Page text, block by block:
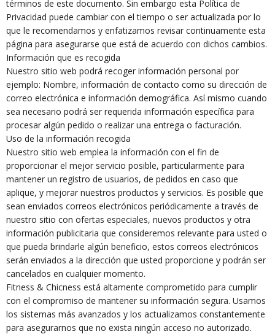
términos de este documento. Sin embargo esta Política de
Privacidad puede cambiar con el tiempo o ser actualizada por lo
que le recomendamos y enfatizamos revisar continuamente esta
página para asegurarse que está de acuerdo con dichos cambios.
Información que es recogida
Nuestro sitio web podrá recoger información personal por
ejemplo: Nombre, información de contacto como su dirección de
correo electrónica e información demográfica. Así mismo cuando
sea necesario podrá ser requerida información específica para
procesar algún pedido o realizar una entrega o facturación.
Uso de la información recogida
Nuestro sitio web emplea la información con el fin de
proporcionar el mejor servicio posible, particularmente para
mantener un registro de usuarios, de pedidos en caso que
aplique, y mejorar nuestros productos y servicios. Es posible que
sean enviados correos electrónicos periódicamente a través de
nuestro sitio con ofertas especiales, nuevos productos y otra
información publicitaria que consideremos relevante para usted o
que pueda brindarle algún beneficio, estos correos electrónicos
serán enviados a la dirección que usted proporcione y podrán ser
cancelados en cualquier momento.
Fitness & Chicness está altamente comprometido para cumplir
con el compromiso de mantener su información segura. Usamos
los sistemas más avanzados y los actualizamos constantemente
para asegurarnos que no exista ningún acceso no autorizado.